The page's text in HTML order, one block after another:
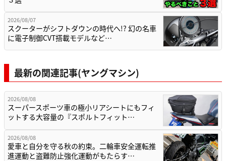
2026/08/07
スクーターがシフトダウンの時代へ!? 幻の名車
に電子制御CVT搭載モデルなど…
最新の関連記事(ヤングマシン)
2026/08/08
スーパースポーツ車の極小リアシートにもフィ
ットする大容量の『スポルトフィット…
2026/08/08
愛車と自分を守る秋の約束。二輪車安全運転推
進運動と盗難防止強化運動がもたらす…